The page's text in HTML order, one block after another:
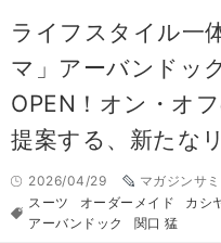
ライフスタイル一
マ」アーバンドッ
OPEN！オン・オ
提案する、新たな
2026/04/29
マガジンサ
スーツ
オーダーメイド カシ
アーバンドック
関口 猛